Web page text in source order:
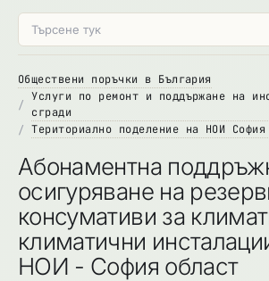
Обществени поръчки в България
Услуги по ремонт и поддържане на
сгради
Териториално поделение на НОИ София
Абонаментна
осигуряване на
консумативи за
климатични
НОИ - София област